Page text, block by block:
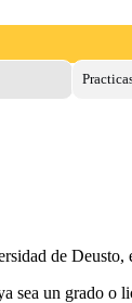
de Deusto,
un grado